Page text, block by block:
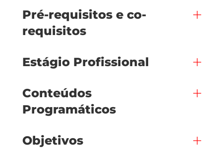
Pré-requisitos e co-
requisitos
Estágio Profissional
Conteúdos
Programáticos
Objetivos